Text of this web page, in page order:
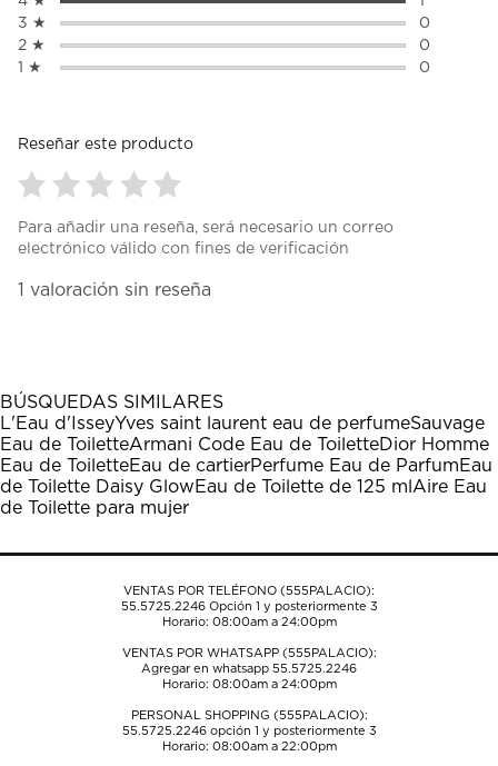
1 reseña
3 ★ estrellas
0
0
2 ★ estrellas
0
0
1 ★ estrellas
0
Reseñar este producto
para
calificar
artículo
acción
abrirá
el
formulario
de
envío.
para
calificar
artículo
acción
abrirá
el
formulario
de
envío.
para
calificar
artículo
acción
abrirá
el
formulario
de
envío.
para
calificar
artículo
acción
abrirá
el
formulario
de
envío.
para
calificar
artículo
acción
abrirá
el
formulario
de
envío.
Para añadir una reseña, será necesario un correo
electrónico válido con fines de verificación
11 valoración sin reseña
BÚSQUEDAS SIMILARES
L'Eau d'IsseyYves saint laurent eau de perfumeSauvage
Eau de ToiletteArmani Code Eau de ToiletteDior Homme
Eau de ToiletteEau de cartierPerfume Eau de ParfumEau
de Toilette Daisy GlowEau de Toilette de 125 ml Aire Eau
de Toilette para mujer
VENTAS POR TELÉFONO (555PALACIO):
55.5725.2246Opción 1 y posteriormente 3
Horario: 08:00am a 24:00pm
VENTAS POR WHATSAPP (555PALACIO):
Agregar en whatsapp 55.5725.2246
Horario: 08:00am a 24:00pm
PERSONAL SHOPPING (555PALACIO):
55.5725.2246opción 1 y posteriormente 3
Horario: 08:00am a 22:00pm